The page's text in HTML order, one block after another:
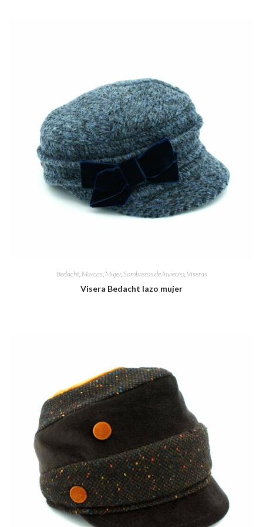
Bedacht, Marcas Mujer, Sombreros de Invierno, Viseras
Visera Bedacht lazo mujer